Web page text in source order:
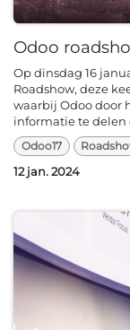
Odoo
Op dinsdag 16
Roadshow, deze
waarbij Odoo door
informatie te delen
Odoo17
12 jan. 2024